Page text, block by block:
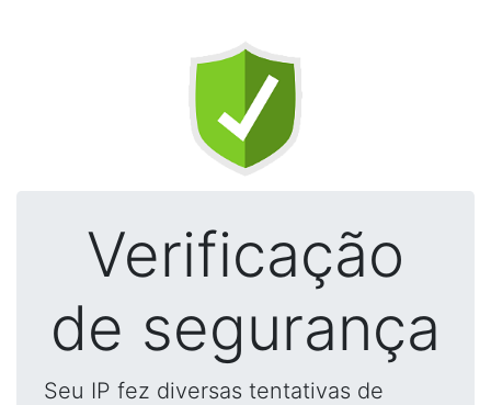
Verificação
de segurança
Seu IP fez diversas tentativas de